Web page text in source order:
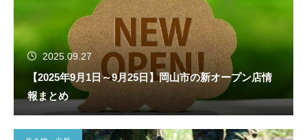
2025.09.27
【2025年9月1日～9月25日】岡山市の新オープン店情
報まとめ